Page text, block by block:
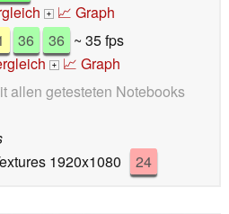
+
📈 Graph
36 36 ~ 35 fps
+ 📈 Graph
allen getesteten Notebooks
1920x1080
24